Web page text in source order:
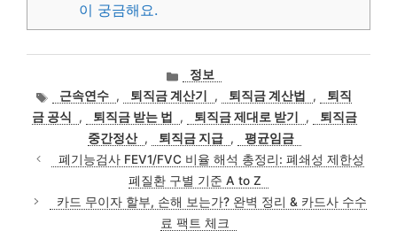
이 궁금해요.
카
테
고
리
정보
태
그
근속연수 , 퇴직금 계산기 , 퇴직금 계산법 ,
퇴직
금 공식
, 퇴직금 받는 법 , 퇴직금 제대로 받기 ,
퇴직금
중간정산 , 퇴직금 지급 ,
평균임금
폐기능검사 FEV1/FVC 비율 해석 총정리: 폐쇄성 제한성
폐질환 구별 기준 A to Z
카드 무이자 할부, 손해 보는가? 완벽 정리 & 카드사 수수
료 팩트 체크